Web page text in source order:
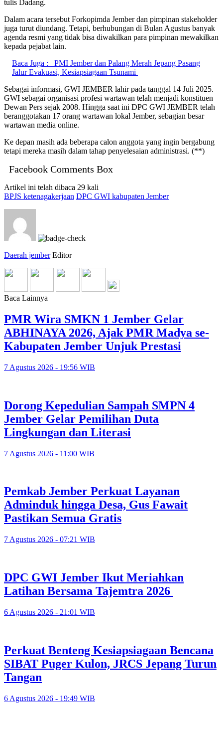
tulis Dadang.
Dalam acara tersebut Forkopimda Jember dan pimpinan stakeholder
juga turut diundang. Tetapi, berhubungan di Bulan Agustus banyak
agenda resmi yang tidak bisa diwakilkan para pimpinan mewakilkan
kepada pejabat lain.
Baca Juga :
PMI Jember dan Palang Merah Jepang Pasang
Jalur Evakuasi, Kesiapsiagaan Tsunami
Sebagai informasi, GWI JEMBER lahir pada tanggal 14 Juli 2025.
GWI sebagai organisasi profesi wartawan telah menjadi konstituen
Dewan Pers sejak 2008. Hingga saat ini DPC GWI JEMBER telah
beranggotakan 17 orang wartawan lokal Jember, sebagian besar
wartawan media online.
Ke depan masih ada beberapa calon anggota yang ingin bergabung
tetapi mereka masih dalam tahap penyelesaian administrasi. (**)
Facebook Comments Box
Artikel ini telah dibaca 29 kali
BPJS ketenagakerjaan DPC GWI kabupaten Jember
Daerah jember Editor
Baca Lainnya
PMR Wira SMKN 1 Jember Gelar
ABHINAYA 2026, Ajak PMR Madya se-
Kabupaten Jember Unjuk Prestasi
7 Agustus 2026 - 19:56 WIB
Dorong Kepedulian Sampah SMPN 4
Jember Gelar Pemilihan Duta
Lingkungan dan Literasi
7 Agustus 2026 - 11:00 WIB
Pemkab Jember Perkuat Layanan
Adminduk hingga Desa, Gus Fawait
Pastikan Semua Gratis
7 Agustus 2026 - 07:21 WIB
DPC GWI Jember Ikut Meriahkan
Latihan Bersama Tajemtra 2026
6 Agustus 2026 - 21:01 WIB
Perkuat Benteng Kesiapsiagaan Bencana
SIBAT Puger Kulon, JRCS Jepang Turun
Tangan
6 Agustus 2026 - 19:49 WIB